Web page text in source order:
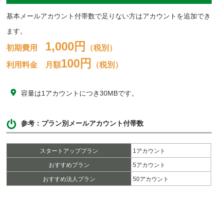
基本メールアカウント付帯数で足りない方はアカウントを追加でき
ます。
初期費用 1,000円 （税別）
利用料金 月額100円 （税別）
容量は1アカウントにつき30MBです。
参考：プラン別メールアカウント付帯数
スタートアッププラン 1アカウント
おすすめプラン 5アカウント
おすすめ法人プラン 50アカウント